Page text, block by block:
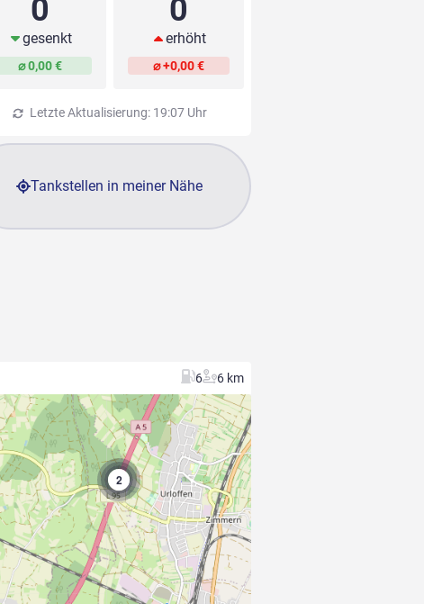
0
gesenkt
⌀ 0,00 €
0
erhöht
⌀ +0,00 €
Letzte Aktualisierung: 19:07 Uhr
Tankstellen in meiner Nähe
6 6 km
2